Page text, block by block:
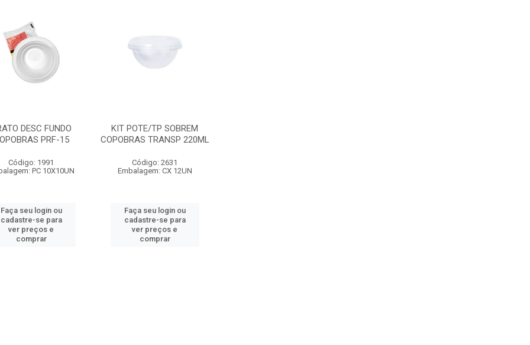
DESC FUNDO
PRF-15
Código: 1991
PC 10X10UN
Faça seu login ou
cadastre-se para
ver preços e
comprar
KIT POTE/TP SOBREM
COPOBRAS TRANSP 220ML
Código: 2631
Embalagem: CX 12UN
Faça seu login ou
cadastre-se para
ver preços e
comprar